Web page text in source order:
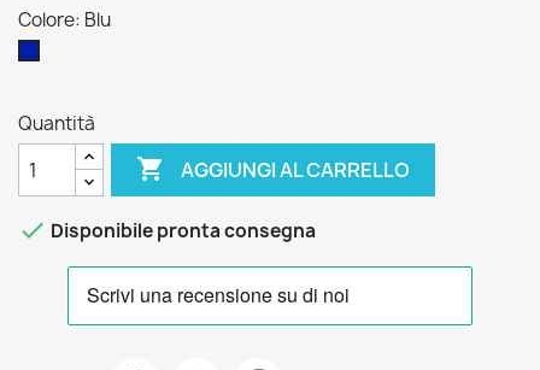
Colore: Blu
Quantità
 AGGIUNGI AL CARRELLO
 Disponibile pronta consegna